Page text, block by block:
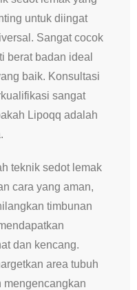
untuk diingat
Sangat cocok
berat badan ideal
baik. Konsultasi
sangat
Lipoqq adalah
teknik sedot lemak
cara yang aman,
timbunan
dan kencang.
area tubuh
mengencangkan